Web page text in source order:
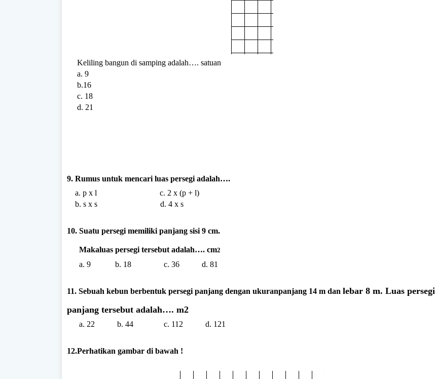
Keliling bangun di samping adalah…. satuan
a. 9
b.16
c. 18
d. 21
9. Rumus untuk mencari luas persegi adalah….
a. p x l c. 2 x (p + l)
b. s x s d. 4 x s
10. Suatu persegi memiliki panjang sisi 9 cm.
Makaluas persegi tersebut adalah…. cm2
a. 9 b. 18 c. 36 d. 81
11. Sebuah kebun berbentuk persegi panjang dengan ukuranpanjang 14 m dan lebar 8 m. Luas persegi
panjang tersebut adalah…. m2
a. 22 b. 44 c. 112 d. 121
12.Perhatikan gambar di bawah !